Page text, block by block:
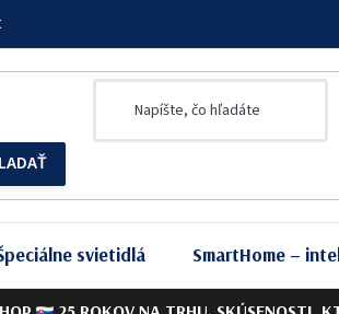
svietidlá SmartHome –